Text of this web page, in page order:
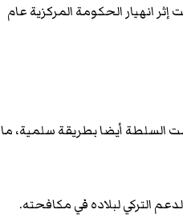
انهيار الحكومة المركزية عام
السلطة أيضا بطريقة سلمية، ما